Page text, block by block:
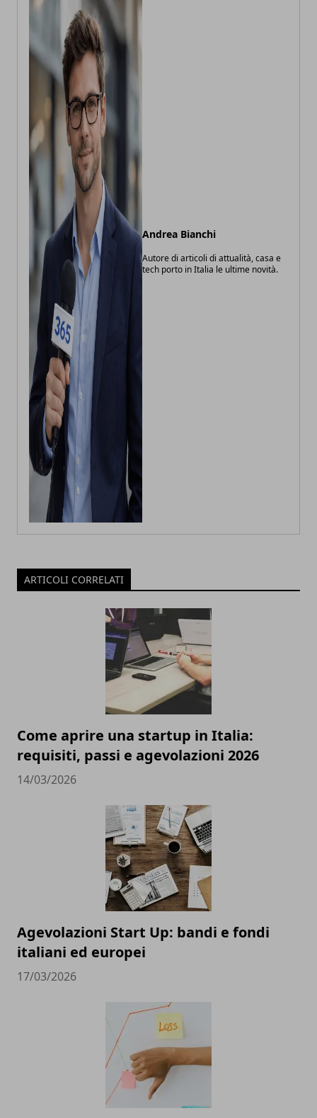
Andrea Bianchi
Autore di articoli di attualità, casa e
tech porto in Italia le ultime novità.
ARTICOLI CORRELATI
Come aprire una startup in Italia:
requisiti, passi e agevolazioni 2026
14/03/2026
Agevolazioni Start Up: bandi e fondi
italiani ed europei
17/03/2026